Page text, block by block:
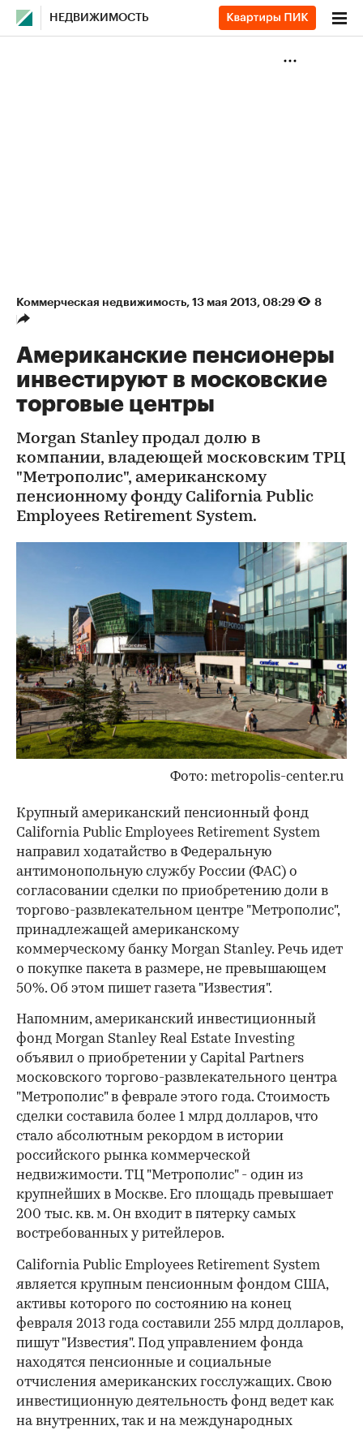
НЕДВИЖИМОСТЬ
Коммерческая недвижимость⁠, 13 мая 2013, 08:29 8
Американские пенсионеры
инвестируют в московские
торговые центры
Morgan Stanley продал долю в
компании, владеющей московским ТРЦ
"Метрополис", американскому
пенсионному фонду California Public
Employees Retirement System.
Фото: metropolis-center.ru
Крупный американский пенсионный фонд
California Public Employees Retirement System
направил ходатайство в Федеральную
антимонопольную службу России (ФАС) о
согласовании сделки по приобретению доли в
торгово-развлекательном центре "Метрополис",
принадлежащей американскому
коммерческому банку Morgan Stanley. Речь идет
о покупке пакета в размере, не превышающем
50%. Об этом пишет газета "Известия".
Напомним, американский инвестиционный
фонд Morgan Stanley Real Estate Investing
объявил о приобретении у Capital Partners
московского торгово-развлекательного центра
"Метрополис" в феврале этого года. Стоимость
сделки составила более 1 млрд долларов, что
стало абсолютным рекордом в истории
российского рынка коммерческой
недвижимости. ТЦ "Метрополис" - один из
крупнейших в Москве. Его площадь превышает
200 тыс. кв. м. Он входит в пятерку самых
востребованных у ритейлеров.
00:00 / 00:00
California Public Employees Retirement System
является крупным пенсионным фондом США,
активы которого по состоянию на конец
февраля 2013 года составили 255 млрд долларов,
пишут "Известия". Под управлением фонда
находятся пенсионные и социальные
отчисления американских госслужащих. Свою
инвестиционную деятельность фонд ведет как
на внутренних, так и на международных